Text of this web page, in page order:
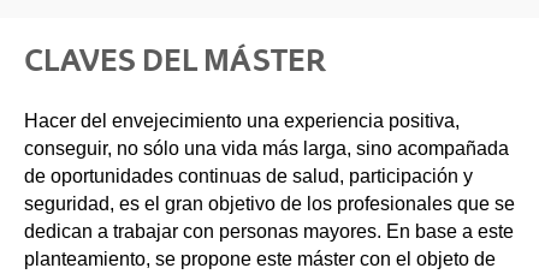
CLAVES DEL MÁSTER
Hacer del envejecimiento una experiencia positiva,
conseguir, no sólo una vida más larga, sino acompañada
de oportunidades continuas de salud, participación y
seguridad, es el gran objetivo de los profesionales que se
dedican a trabajar con personas mayores. En base a este
planteamiento, se propone este máster con el objeto de